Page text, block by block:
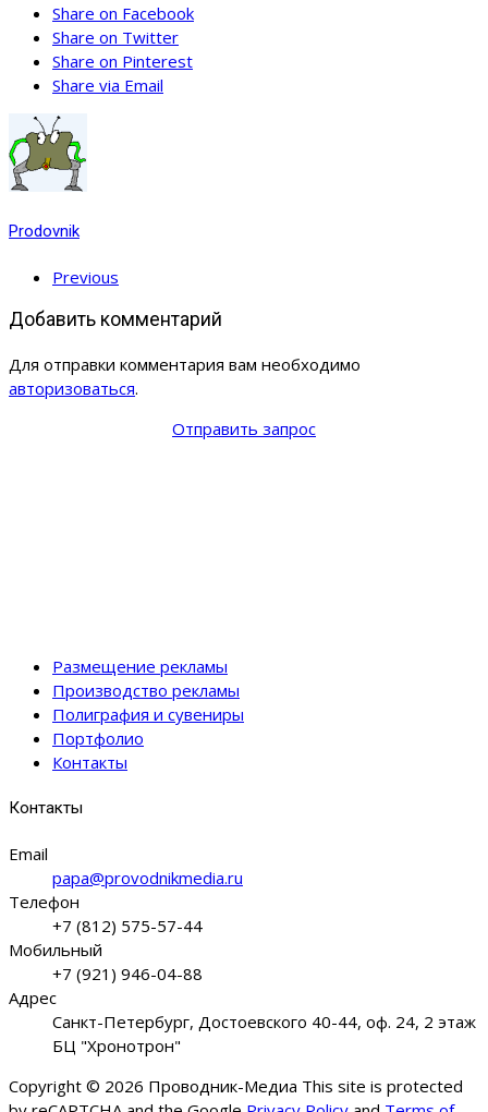
Share on Facebook
Share on Twitter
Share on Pinterest
Share via Email
Prodovnik
Previous
Добавить комментарий
Для отправки комментария вам необходимо
авторизоваться.
Отправить запрос
Размещение рекламы
Производство рекламы
Полиграфия и сувениры
Портфолио
Контакты
Контакты
Email
papa@provodnikmedia.ru
Телефон
+7 (812) 575-57-44
Мобильный
+7 (921) 946-04-88
Адрес
Санкт-Петербург, Достоевского 40-44, оф. 24, 2 этаж
БЦ "Хронотрон"
Copyright © 2026 Проводник-Медиа This site is protected